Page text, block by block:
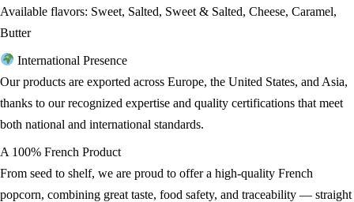
Available flavors: Sweet, Salted, Sweet & Salted, Cheese, Caramel,
Butter
International Presence
Our products are exported across Europe, the United States, and Asia,
thanks to our recognized expertise and quality certifications that meet
both national and international standards.
A 100% French Product
From seed to shelf, we are proud to offer a high-quality French
popcorn, combining great taste, food safety, and traceability — straight